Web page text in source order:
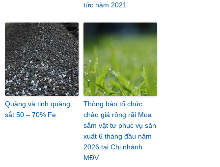
tức năm 2021
Quặng và tinh quặng
sắt 50 – 70% Fe
Thông báo tổ chức
chào giá rộng rãi Mua
sắm vật tư phục vụ sản
xuất 6 tháng đầu năm
2026 tại Chi nhánh
MĐV.